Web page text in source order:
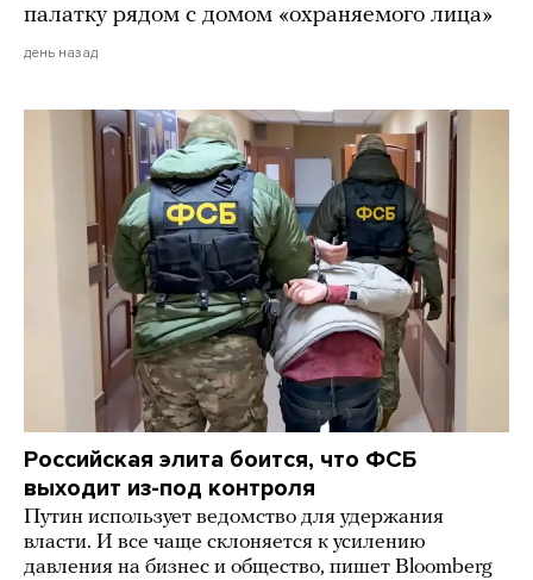
палатку рядом с домом «охраняемого лица»
день назад
Российская элита боится, что ФСБ
выходит из-под контроля
Путин использует ведомство для удержания
власти. И все чаще склоняется к усилению
давления на бизнес и общество, пишет Bloomberg